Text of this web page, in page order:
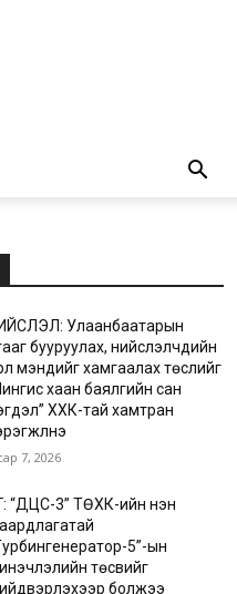
Улаанбаатарын
бууруулах, нийслэлчүүдийн
мэндийг хамгаалах төслийг
хаан баялгийн сан
ХХК-тай хамтран
7, 2026
“ДЦС-3” ТӨХК-ийн нэн
5”-ын
төсвийг
болжээ